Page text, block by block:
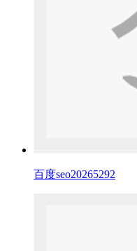
百度seo20265292